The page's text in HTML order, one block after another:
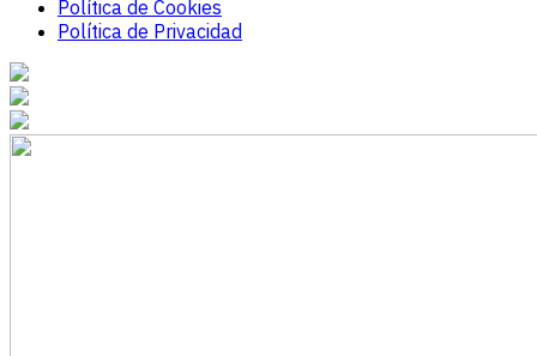
Política de Cookies
Política de Privacidad